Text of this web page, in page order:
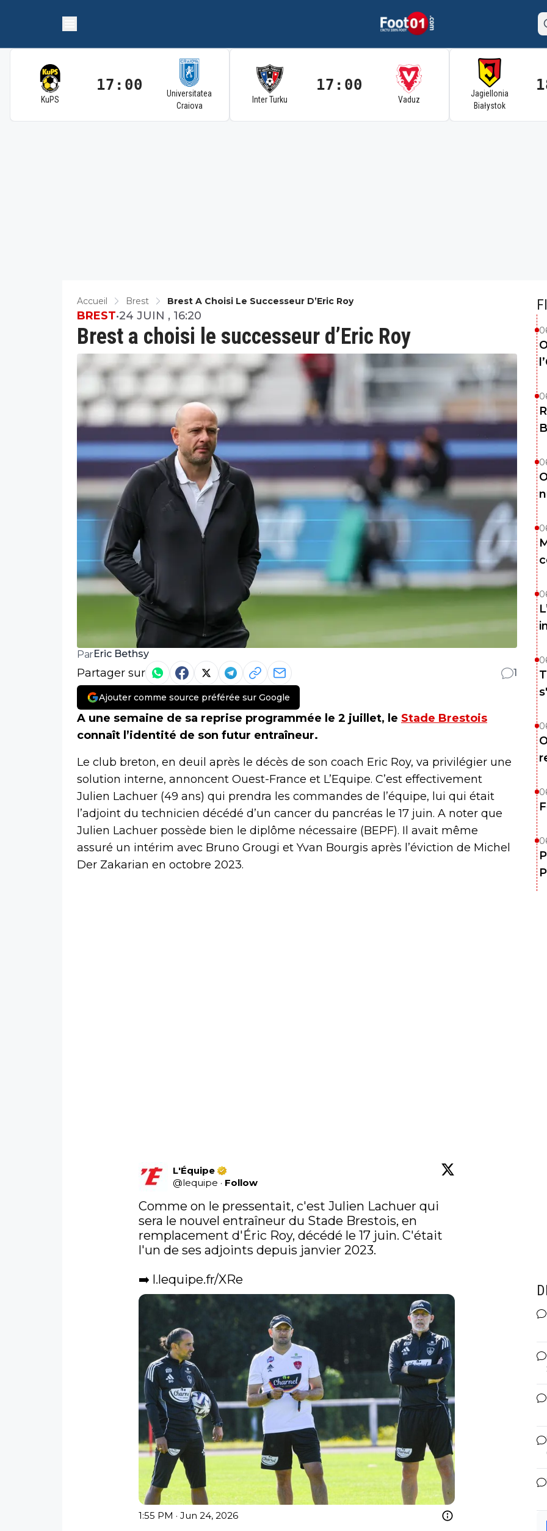
KuPS
17:00
Universitatea
Craiova
Inter Turku
17:00
Vaduz
Jagiellonia
Białystok
Accueil Brest Brest A Choisi Le Successeur D’Eric Roy
Brest a choisi le successeur d’Eric Roy
BREST•24 JUIN , 16:20
ParEric Bethsy
Partager sur 1
Ajouter comme source préférée sur Google
A une semaine de sa reprise programmée le 2 juillet, le Stade Brestois
connaît l’identité de son futur entraîneur.
Le club breton, en deuil après le décès de son coach Eric Roy, va privilégier une
solution interne, annoncent Ouest-France et L’Equipe. C’est effectivement
Julien Lachuer (49 ans) qui prendra les commandes de l’équipe, lui qui était
l’adjoint du technicien décédé d’un cancer du pancréas le 17 juin. A noter que
Julien Lachuer possède bien le diplôme nécessaire (BEPF). Il avait même
assuré un intérim avec Bruno Grougi et Yvan Bourgis après l’éviction de Michel
Der Zakarian en octobre 2023.
L'Équipe
@lequipe · Follow
Comme on le pressentait, c'est Julien Lachuer qui
sera le nouvel entraîneur du Stade Brestois, en
remplacement d'Éric Roy, décédé le 17 juin. C'était
l'un de ses adjoints depuis janvier 2023.
➡️ l.lequipe.fr/XRe
1:55 PM · Jun 24, 2026